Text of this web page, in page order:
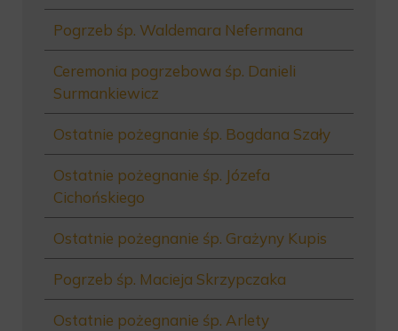
Pogrzeb śp. Waldemara Nefermana
Ceremonia pogrzebowa śp. Danieli
Surmankiewicz
Ostatnie pożegnanie śp. Bogdana Szały
Ostatnie pożegnanie śp. Józefa
Cichońskiego
Ostatnie pożegnanie śp. Grażyny Kupis
Pogrzeb śp. Macieja Skrzypczaka
Ostatnie pożegnanie śp. Arlety